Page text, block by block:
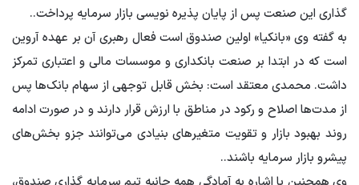
گذاری این صنعت پس از پایان پذیره نویسی بازار سرمایه پرداخت..
به گفته وی «بانکیا» اولین صندوق استفعال رهبری آن بر عهده آروین
است که در ابتدا بر صنعت بانکداری و موسسات مالی و اعتباری تمرکز
داشت. محمدی معتقد است: بخش قابل توجهی از سهام بانک‌ها پس
از مدت‌ها اصلاح و رکود در مناطق با ارزش قرار دارند و در صورت ادامه
روند بهبود بازار و تقویت متغیرهای بنیادی می‌توانند جزو بخش‌های
پیشرو بازار سرمایه باشند..